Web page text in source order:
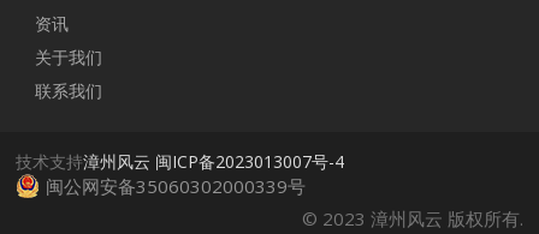
资讯
关于我们
联系我们
技术支持漳州风云 闽ICP备2023013007号-4
闽公网安备35060302000339号
© 2023 漳州风云 版权所有.